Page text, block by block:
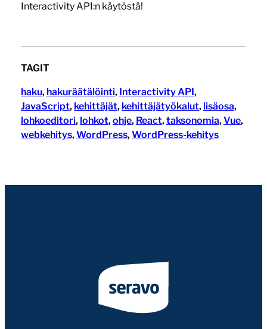
Interactivity API:n käytöstä!
TAGIT
haku, hakuräätälöinti, Interactivity API
JavaScript, kehittäjät, kehittäjätyökalut, lisäosa
lohkoeditori, lohkot, ohje, React, taksonomia, Vue
webkehitys, WordPress, WordPress-kehitys